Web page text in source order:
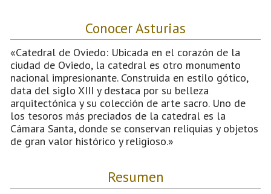
Conocer Asturias
«Catedral de Oviedo: Ubicada en el corazón de la
ciudad de Oviedo, la catedral es otro monumento
nacional impresionante. Construida en estilo gótico,
data del siglo XIII y destaca por su belleza
arquitectónica y su colección de arte sacro. Uno de
los tesoros más preciados de la catedral es la
Cámara Santa, donde se conservan reliquias y objetos
de gran valor histórico y religioso.»
Resumen